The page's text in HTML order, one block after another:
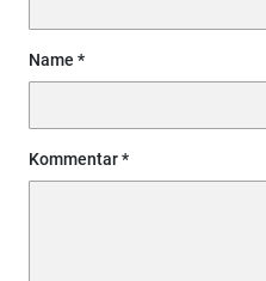
Name
Kommentar